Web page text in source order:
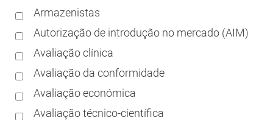
Armazenistas
Autorização de introdução no mercado (AIM)
Avaliação clínica
Avaliação da conformidade
Avaliação económica
Avaliação técnico-científica